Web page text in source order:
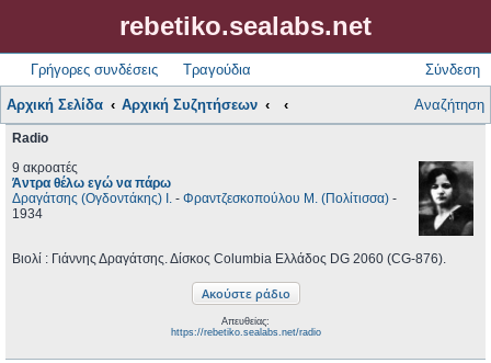
rebetiko.sealabs.net
Γρήγορες συνδέσεις Τραγούδια Σύνδεση
Αρχική Σελίδα Αρχική Συζητήσεων Αναζήτηση
Radio
9 ακροατές
Άντρα θέλω εγώ να πάρω
Δραγάτσης (Ογδοντάκης) Ι. - Φραντζεσκοπούλου Μ. (Πολίτισσα) -
1934
Βιολί : Γιάννης Δραγάτσης. Δίσκος Columbia Ελλάδος DG 2060 (CG-876).
Απευθείας:
https://rebetiko.sealabs.net/radio